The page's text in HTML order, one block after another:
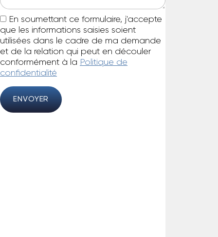
En soumettant ce formulaire, j'accepte
que les informations saisies soient
utilisées dans le cadre de ma demande
et de la relation qui peut en découler
conformément à la Politique de
confidentialité
ENVOYER